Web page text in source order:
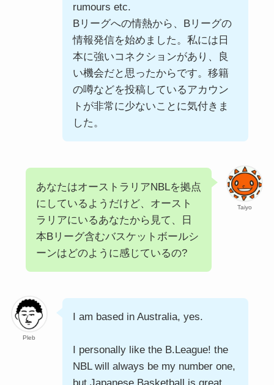
rumours etc.
Bリーグへの情熱から、Bリーグの
情報発信を始めました。私には日
本に強いコネクションがあり、良
い機会だと思ったからです。移籍
の噂などを投稿しているアカウン
トが非常に少ないことに気付きま
した。
Taiyo
あなたはオーストラリアNBLを拠点
にしているようだけど、オースト
ラリアにいるあなたから見て、日
本Bリーグ含むバスケットボールシ
ーンはどのように感じているの?
Pleb
I am based in Australia, yes.
I personally like the B.League! the
NBL will always be my number one,